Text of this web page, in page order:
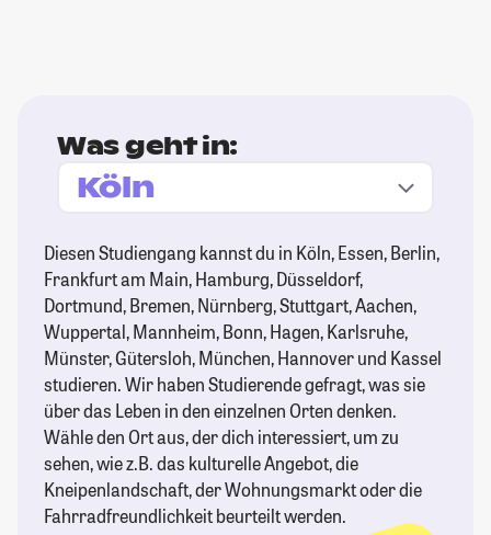
Was geht in:
Diesen Studiengang kannst du in Köln, Essen, Berlin,
Frankfurt am Main, Hamburg, Düsseldorf,
Dortmund, Bremen, Nürnberg, Stuttgart, Aachen,
Wuppertal, Mannheim, Bonn, Hagen, Karlsruhe,
Münster, Gütersloh, München, Hannover und Kassel
studieren. Wir haben Studierende gefragt, was sie
über das Leben in den einzelnen Orten denken.
Wähle den Ort aus, der dich interessiert, um zu
sehen, wie z.B. das kulturelle Angebot, die
Kneipenlandschaft, der Wohnungsmarkt oder die
Fahrradfreundlichkeit beurteilt werden.